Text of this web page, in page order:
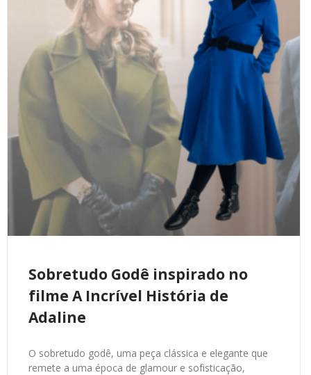
Sobretudo Godê inspirado no
filme A Incrível História de
Adaline
O sobretudo godê, uma peça clássica e elegante que
remete a uma época de glamour e sofisticação,